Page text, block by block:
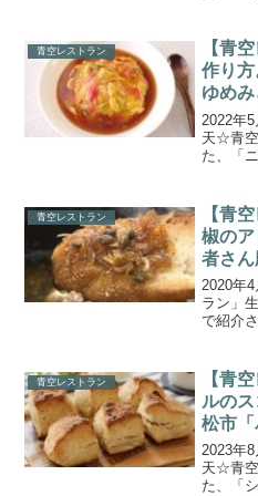
された
育最上
青空レストラン
【青
作り
ゆめみ
2022年
天☆青
た、「
ラの生
で、ゆ
青空レストラン
【青
椒の
者さ
2020年
ラン」
で紹介
生産者
山...
青空レストラン
【青
ルの
松市「
2023年
天☆青
た、「